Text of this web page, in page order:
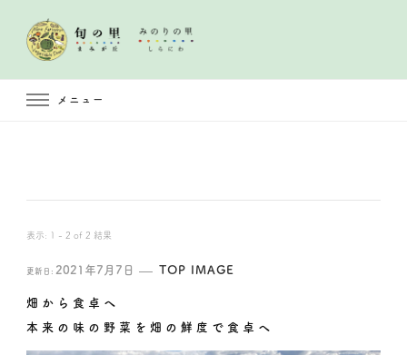
メニュー
表示: 1 - 2 of 2 結果
更新日: 2021年7月7日 TOP IMAGE
畑から食卓へ
本来の味の野菜を畑の鮮度で食卓へ